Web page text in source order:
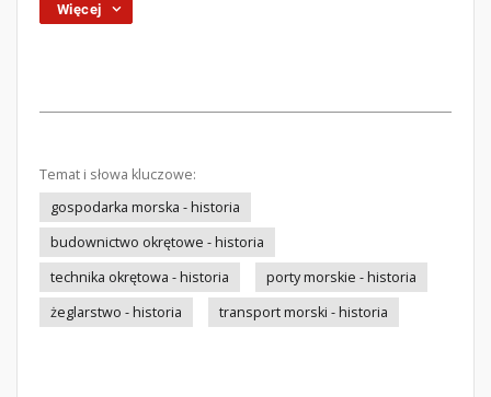
Więcej
Temat i słowa kluczowe:
gospodarka morska - historia
budownictwo okrętowe - historia
technika okrętowa - historia
porty morskie - historia
żeglarstwo - historia
transport morski - historia